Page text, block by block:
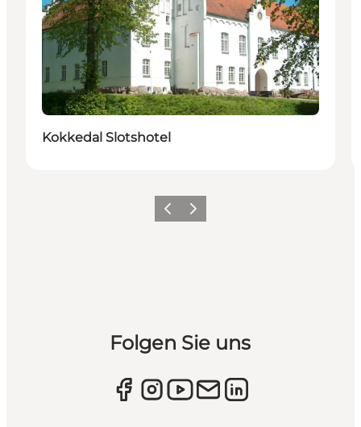
Kokkedal Slotshotel
ZurückWeiter
Folgen Sie uns